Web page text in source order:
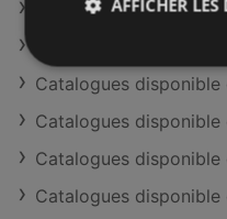
Offres de Richardson
Catalogues
Catalogues disponible
Catalogues
Catalogues disponible
Catalogues
AFFICHER LES